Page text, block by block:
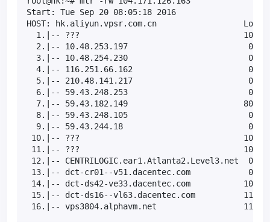
Start: Tue Sep 20 08:05:18 2016
HOST: hk.aliyun.vpsr.com.cn
1.|-- ???
2.|-- 10.48.253.197
3.|-- 10.48.254.230
4.|-- 116.251.66.162
5.|-- 210.48.141.217
6.|-- 59.43.248.253
7.|-- 59.43.182.149
8.|-- 59.43.248.105
9.|-- 59.43.244.18
10.|-- ???                                  100.0
11.|-- ???                                  100.0
12.|-- CENTRILOGIC.ear1.Atlanta2.Level3.net
13.|-- dct-cr01--v51.dacentec.com
14.|-- dct-ds42-ve33.dacentec.com
15.|-- dct-ds16--vl63.dacentec.com
16.|-- vps3804.alphavm.net